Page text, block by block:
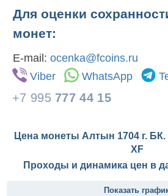
Для оценки
монет:
E-mail: ocenka@fcoins.ru
Viber
WhatsApp
+7 995 777 44 15
Цена монеты Алтын 1704 г. БК.
XF
Проходы и динамика цен в
Показать